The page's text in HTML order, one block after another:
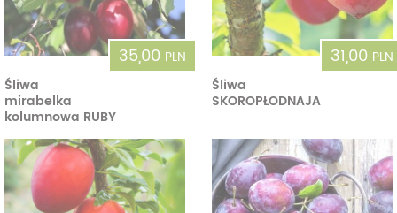
35,00 PLN
Śliwa
mirabelka
kolumnowa RUBY
31,00 PLN
Śliwa
SKOROPŁODNAJA